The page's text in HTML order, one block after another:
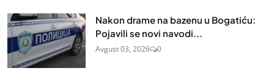
Nakon drame na bazenu u Bogatiću:
Pojavili se novi navodi...
Avgust 03, 2026 0